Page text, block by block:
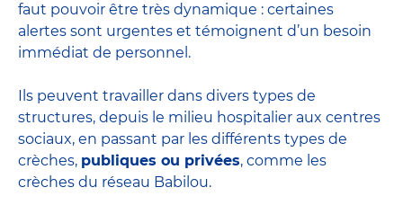
faut pouvoir être très dynamique : certaines
alertes sont urgentes et témoignent d’un besoin
immédiat de personnel.
Ils peuvent travailler dans divers types de
structures, depuis le milieu hospitalier aux centres
sociaux, en passant par les différents types de
crèches, publiques ou privées, comme les
crèches du réseau Babilou.